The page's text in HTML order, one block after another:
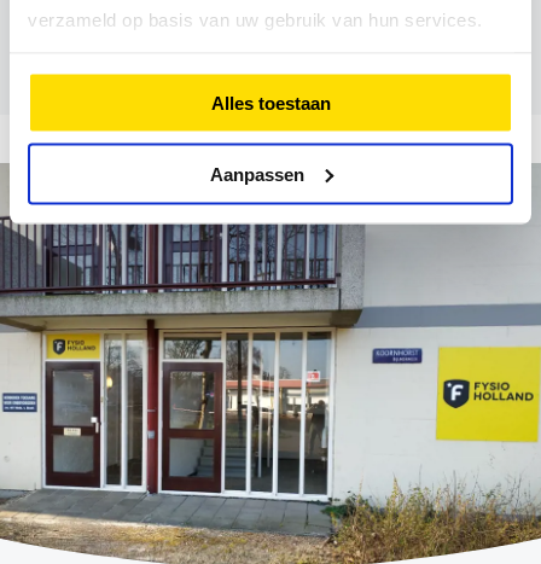
verzameld op basis van uw gebruik van hun services.
Alles toestaan
Aanpassen